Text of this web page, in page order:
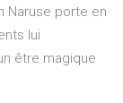
Naruse porte en
lui
être magique